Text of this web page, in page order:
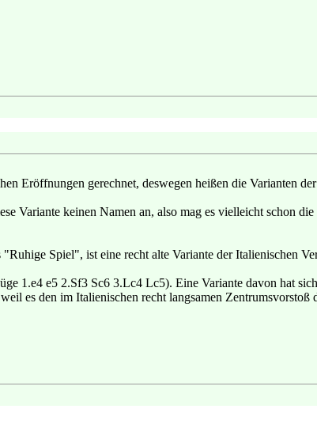
Eröffnungen gerechnet, deswegen heißen die Varianten
Variante keinen Namen an, also mag es vielleicht schon
Spiel", ist eine recht alte Variante der Italienischen
1.e4 e5 2.Sf3 Sc6 3.Lc4 Lc5). Eine Variante davon hat
es den im Italienischen recht langsamen